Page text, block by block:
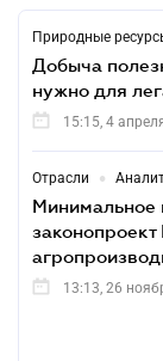
Природные
Добыча
нужно для
15:15, 4
Отрасли •
Минимальное
13:13, 26